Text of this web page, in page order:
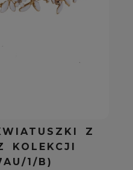
Z
KOLEKCJI
1/B)